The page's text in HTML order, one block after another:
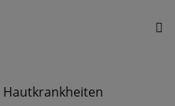
Hautkrankheiten